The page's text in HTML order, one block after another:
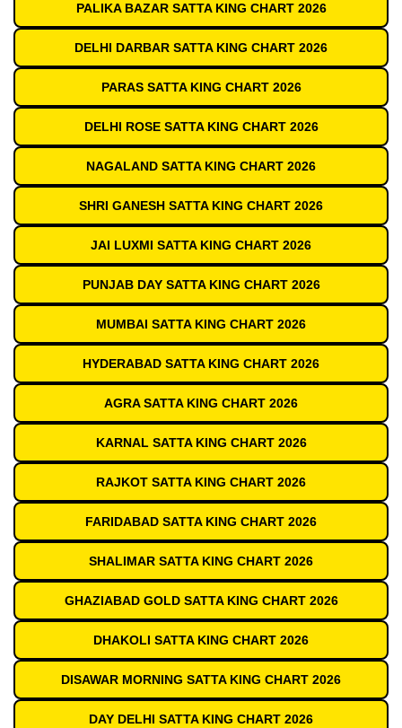
PALIKA BAZAR SATTA KING CHART 2026
DELHI DARBAR SATTA KING CHART 2026
PARAS SATTA KING CHART 2026
DELHI ROSE SATTA KING CHART 2026
NAGALAND SATTA KING CHART 2026
SHRI GANESH SATTA KING CHART 2026
JAI LUXMI SATTA KING CHART 2026
PUNJAB DAY SATTA KING CHART 2026
MUMBAI SATTA KING CHART 2026
HYDERABAD SATTA KING CHART 2026
AGRA SATTA KING CHART 2026
KARNAL SATTA KING CHART 2026
RAJKOT SATTA KING CHART 2026
FARIDABAD SATTA KING CHART 2026
SHALIMAR SATTA KING CHART 2026
GHAZIABAD GOLD SATTA KING CHART 2026
DHAKOLI SATTA KING CHART 2026
DISAWAR MORNING SATTA KING CHART 2026
DAY DELHI SATTA KING CHART 2026